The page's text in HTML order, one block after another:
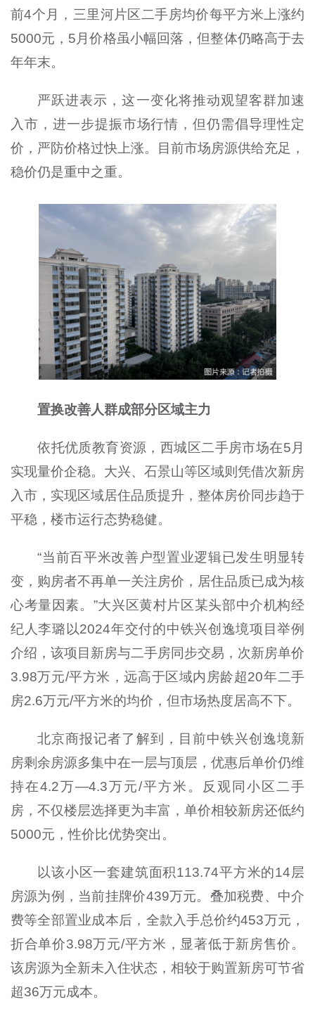
前4个月，三里河片区二手房均价每平方米上涨约
5000元，5月价格虽小幅回落，但整体仍略高于去
年年末。
严跃进表示，这一变化将推动观望客群加速
入市，进一步提振市场行情，但仍需倡导理性定
价，严防价格过快上涨。目前市场房源供给充足，
稳价仍是重中之重。
置换改善人群成部分区域主力
依托优质教育资源，西城区二手房市场在5月
实现量价企稳。大兴、石景山等区域则凭借次新房
入市，实现区域居住品质提升，整体房价同步趋于
平稳，楼市运行态势稳健。
“当前百平米改善户型置业逻辑已发生明显转
变，购房者不再单一关注房价，居住品质已成为核
心考量因素。”大兴区黄村片区某头部中介机构经
纪人李璐以2024年交付的中铁兴创逸境项目举例
介绍，该项目新房与二手房同步交易，次新房单价
3.98万元/平方米，远高于区域内房龄超20年二手
房2.6万元/平方米的均价，但市场热度居高不下。
北京商报记者了解到，目前中铁兴创逸境新
房剩余房源多集中在一层与顶层，优惠后单价仍维
持在4.2万—4.3万元/平方米。反观同小区二手
房，不仅楼层选择更为丰富，单价相较新房还低约
5000元，性价比优势突出。
以该小区一套建筑面积113.74平方米的14层
房源为例，当前挂牌价439万元。叠加税费、中介
费等全部置业成本后，全款入手总价约453万元，
折合单价3.98万元/平方米，显著低于新房售价。
该房源为全新未入住状态，相较于购置新房可节省
超36万元成本。